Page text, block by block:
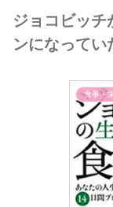
ジョコビッチ
ンになってい
食事・